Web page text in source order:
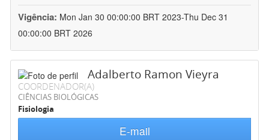
Vigência: Mon Jan 30 00:00:00 BRT 2023-Thu Dec 31
00:00:00 BRT 2026
Adalberto Ramon Vieyra
COORDENADOR(A)
CIÊNCIAS BIOLÓGICAS
Fisiologia
E-mail